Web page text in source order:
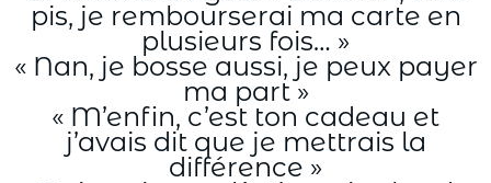
pis, je rembourserai ma carte en
plusieurs fois… »
« Nan, je bosse aussi, je peux payer
ma part »
« M’enfin, c’est ton cadeau et
j’avais dit que je mettrais la
différence »